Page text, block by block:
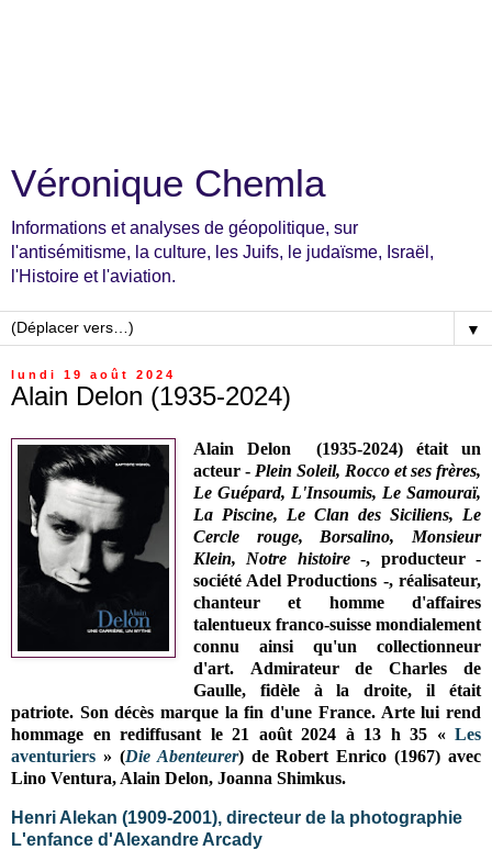
Véronique Chemla
Informations et analyses de géopolitique, sur
l'antisémitisme, la culture, les Juifs, le judaïsme, Israël,
l'Histoire et l'aviation.
▼
lundi 19 août 2024
Alain Delon (1935-2024)
Alain Delon (1935-2024)était un
acteur - Plein Soleil, Rocco et ses frères,
Le Guépard, L'Insoumis, Le Samouraï,
La Piscine, Le Clan des Siciliens, Le
Cercle rouge, Borsalino, Monsieur
Klein, Notre histoire-, producteur -
société Adel Productions -, réalisateur,
chanteur et homme d'affaires
talentueux franco-suisse mondialement
connu ainsi qu'un collectionneur
d'art.Admirateur de Charles de
Gaulle, fidèle à la droite, il était
patriote. Son décès marque la fin d'une France. Arte lui rend
hommage en rediffusant le 21 août 2024 à 13 h 35 « Les
aventuriers » (Die Abenteurer) de Robert Enrico (1967) avec
Lino Ventura, Alain Delon, Joanna Shimkus.
Henri Alekan (1909-2001), directeur de la photographie
L'enfance d'Alexandre Arcady